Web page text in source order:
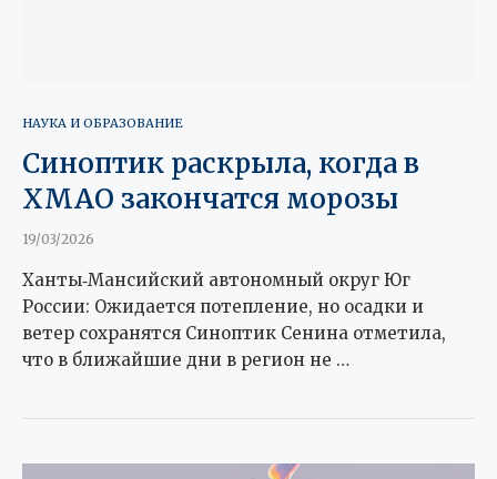
НАУКА И ОБРАЗОВАНИЕ
Синоптик раскрыла, когда в
ХМАО закончатся морозы
19/03/2026
Ханты‑Мансийский автономный округ Юг
России: Ожидается потепление, но осадки и
ветер сохранятся Синоптик Сенина отметила,
что в ближайшие дни в регион не …